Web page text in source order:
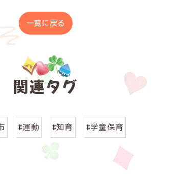
一覧に戻る
関連タグ
#運動 #知育 #学童保育